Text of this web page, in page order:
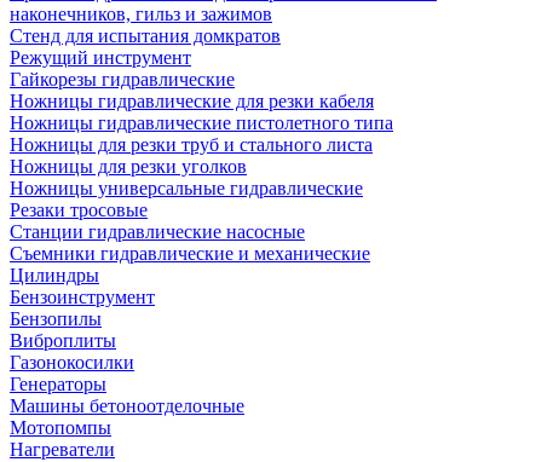
наконечников, гильз и зажимов
Стенд для испытания домкратов
Режущий инструмент
Гайкорезы гидравлические
Ножницы гидравлические для резки кабеля
Ножницы гидравлические пистолетного типа
Ножницы для резки труб и стального листа
Ножницы для резки уголков
Ножницы универсальные гидравлические
Резаки тросовые
Станции гидравлические насосные
Съемники гидравлические и механические
Цилиндры
Бензоинструмент
Бензопилы
Виброплиты
Газонокосилки
Генераторы
Машины бетоноотделочные
Мотопомпы
Нагреватели